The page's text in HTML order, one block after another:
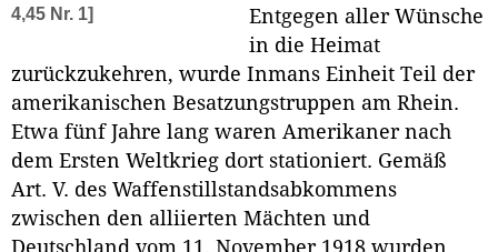
4,45 Nr. 1]
Entgegen aller Wünsche
in die Heimat
zurückzukehren, wurde Inmans Einheit Teil der
amerikanischen Besatzungstruppen am Rhein.
Etwa fünf Jahre lang waren Amerikaner nach
dem Ersten Weltkrieg dort stationiert. Gemäß
Art. V. des Waffenstillstandsabkommens
zwischen den alliierten Mächten und
Deutschland vom 11. November 1918 wurden